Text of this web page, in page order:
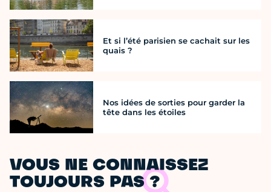
Et si l’été parisien se cachait sur les
quais ?
Nos idées de sorties pour garder la
tête dans les étoiles
VOUS NE CONNAISSEZ
TOUJOURS PAS ?